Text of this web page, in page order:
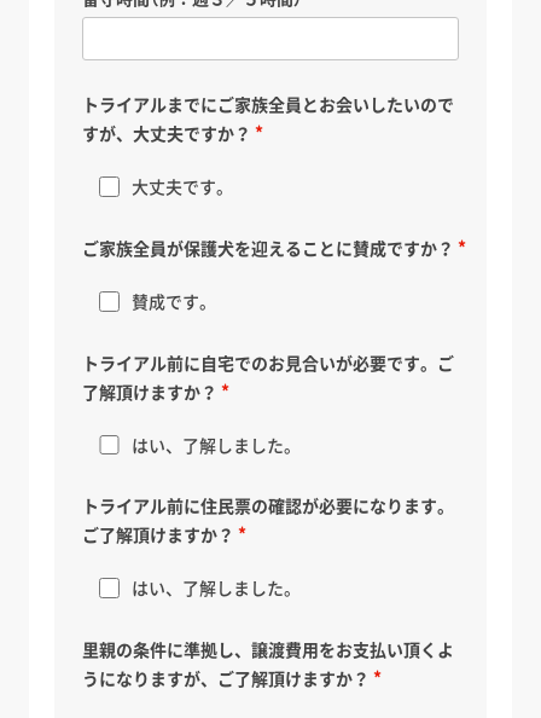
トライアルまでにご家族全員とお会いしたいので
すが、大丈夫ですか？
大丈夫です。
ご家族全員が保護犬を迎えることに賛成ですか？
賛成です。
トライアル前に自宅でのお見合いが必要です。ご
了解頂けますか？
はい、了解しました。
トライアル前に住民票の確認が必要になります。
ご了解頂けますか？
はい、了解しました。
里親の条件に準拠し、譲渡費用をお支払い頂くよ
うになりますが、ご了解頂けますか？